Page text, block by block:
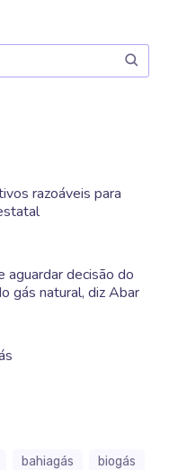
razoáveis para
aguardar decisão do
gás natural, diz Abar
bahiagás
biogás